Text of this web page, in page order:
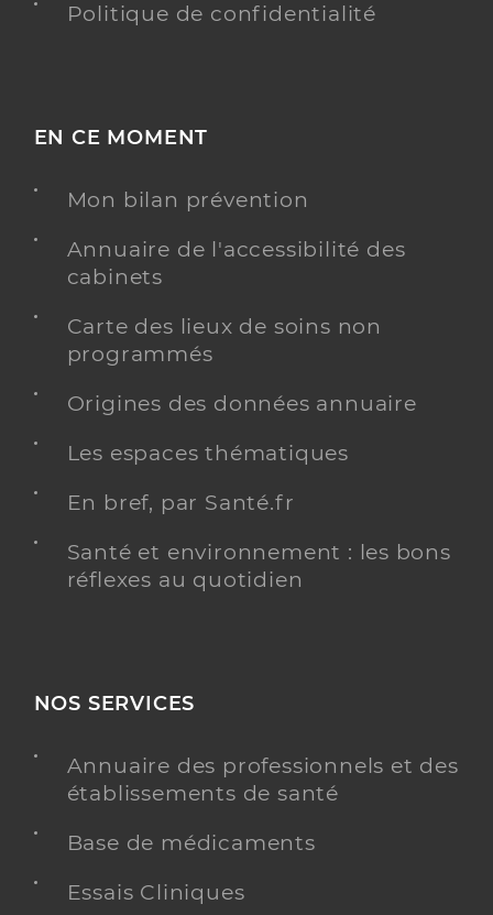
Politique de confidentialité
EN CE MOMENT
Mon bilan prévention
Annuaire de l'accessibilité des
cabinets
Carte des lieux de soins non
programmés
Origines des données annuaire
Les espaces thématiques
En bref, par Santé.fr
Santé et environnement : les bons
réflexes au quotidien
NOS SERVICES
Annuaire des professionnels et des
établissements de santé
Base de médicaments
Essais Cliniques